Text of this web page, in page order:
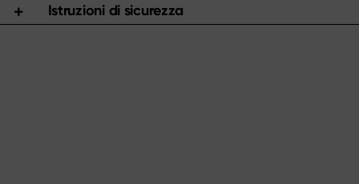
Istruzioni di sicurezza